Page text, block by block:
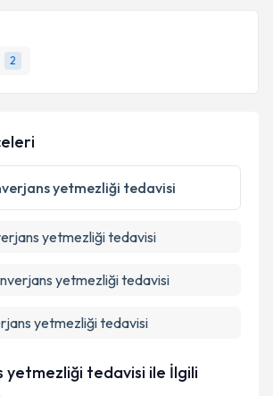
2
yetmezliği tedavisi
yetmezliği tedavisi
yetmezliği tedavisi
yetmezliği tedavisi
yetmezliği tedavisi ile İlgili